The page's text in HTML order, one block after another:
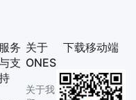
服务
支
关于
ONES
关于我
下载移动端